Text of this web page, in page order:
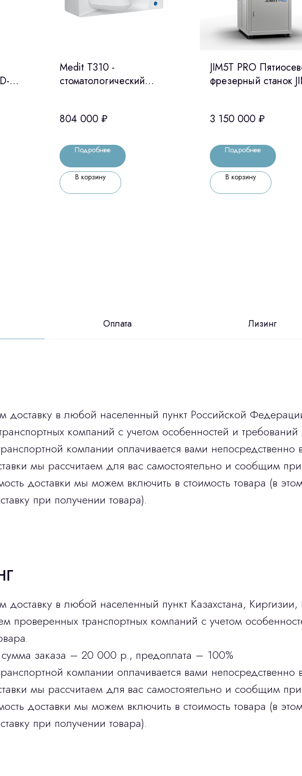
Medit T310 -
стоматологический
артикулятора (Medit,
804 000 ₽
Подробнее
В корзину
JIM5T PRO
фрезерный станок
3 150 000 ₽
Подробнее
В корзину
Оплата Лизинг
доставку в любой населенный пункт Российской
компаний с учетом особенностей и требований
компании оплачивается вами непосредственно
мы рассчитаем для вас самостоятельно и сообщим
доставки мы можем включить в стоимость товара (в
при получении товара).
доставку в любой населенный пункт Казахстана,
проверенных транспортных компаний с учетом
заказа – 20 000 р., предоплата – 100%
компании оплачивается вами непосредственно
мы рассчитаем для вас самостоятельно и сообщим
доставки мы можем включить в стоимость товара (в
при получении товара).